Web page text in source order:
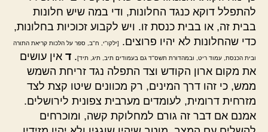
להתפלל דוקא כנגד החלונות, ודי במה שיש חלונות
בבית זה, או בבית כנסת זו. ויש לקבוע זכוכיות בחלונות,
כדי שהחלונות לא יהיו פרוצים.
[ילקו"י, ח"ב, ספר על הלכות קריאת התורה
ובית הכנסת, עמוד ריט, ובמהדורת תשס"ד גם בעמודים תיב, תיג, תיד]. ד אין עושים
את מקום ארון הקודש וצד התפלה נגד זריחת השמש
ממש, כי זהו דרך המינים, רק מכוונים שיטו קצת לצד
מזרחית דרומית, לעומדים מערבית צפונית לירושלים.
אמנם אם דבר זה גורם למחלוקת קשה, ומוכרחים